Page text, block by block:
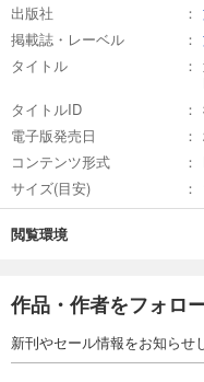
出版社
掲載誌・レーベル
タイトル
タイトルID
電子版発売日
コンテンツ形式
サイズ(目安)
閲覧環境
作品・作者をフォロ
新刊やセール情報をお知らせ